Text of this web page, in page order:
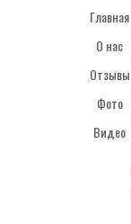
Главная
О нас
Отзывы
Фото
Видео